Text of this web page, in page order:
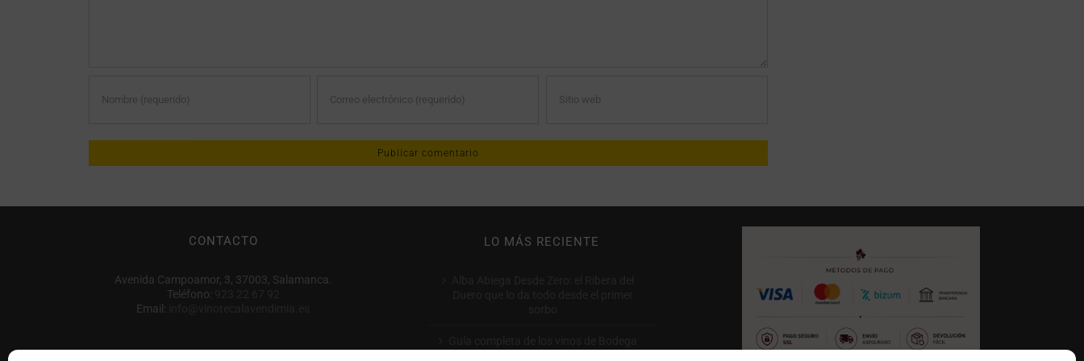
CONTACTO
Avenida Campoamor, 3, 37003, Salamanca.
Teléfono:
Email:
LO MÁS RECIENTE